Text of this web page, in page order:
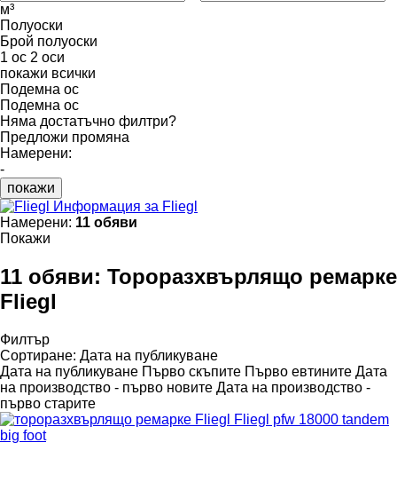
м³
Полуоски
Брой полуоски
1 ос 2 оси
покажи всички
Подемна ос
Подемна ос
Няма достатъчно филтри?
Предложи промяна
Намерени:
-
покажи
Информация за Fliegl
Намерени: 11 обяви
Покажи
11 обяви: Тороразхвърлящо ремарке
Fliegl
Филтър
Сортиране: Дата на публикуване
Дата на публикуване Първо скъпите Първо евтините Дата
на производство - първо новите Дата на производство -
първо старите